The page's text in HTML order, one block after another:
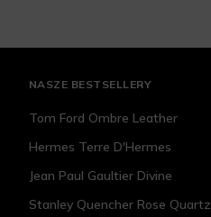
NASZE BESTSELLERY
Tom Ford Ombre Leather
Hermes Terre D'Hermes
Jean Paul Gaultier Divine
Stanley Quencher Rose Quartz